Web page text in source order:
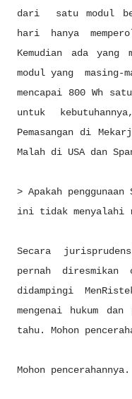
dari satu modul
hari hanya
Kemudian ada
modul yang masing-
mencapai 800 Wh
untuk
Pemasangan di
Malah di USA dan
> Apakah
ini tidak menyalahi
Secara
pernah
didampingi
mengenai hukum
tahu. Mohon
Mohon pencerahannya.